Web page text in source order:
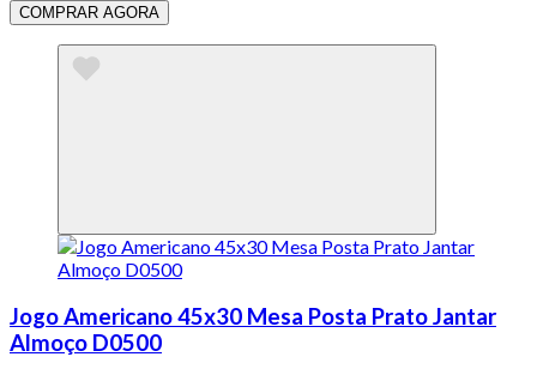
COMPRAR AGORA
Jogo Americano 45x30 Mesa Posta Prato Jantar
Almoço D0500